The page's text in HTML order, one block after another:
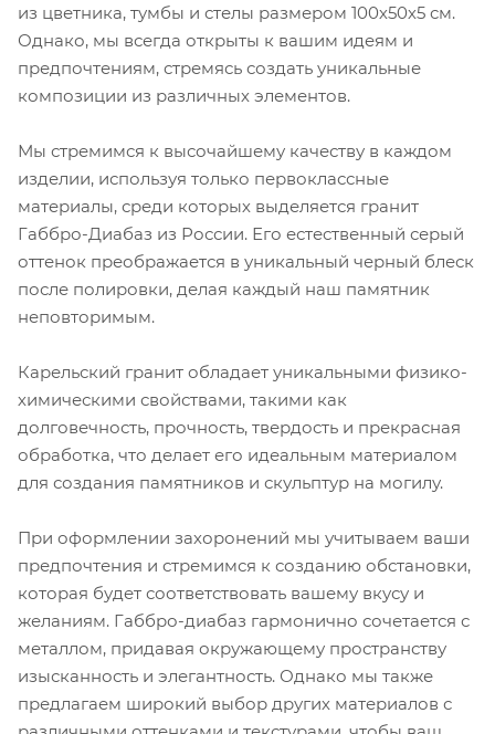
из цветника, тумбы и стелы размером 100х50х5 см.
Однако, мы всегда открыты к вашим идеям и
предпочтениям, стремясь создать уникальные
композиции из различных элементов.
Мы стремимся к высочайшему качеству в каждом
изделии, используя только первоклассные
материалы, среди которых выделяется гранит
Габбро-Диабаз из России. Его естественный серый
оттенок преображается в уникальный черный блеск
после полировки, делая каждый наш памятник
неповторимым.
Карельский гранит обладает уникальными физико-
химическими свойствами, такими как
долговечность, прочность, твердость и прекрасная
обработка, что делает его идеальным материалом
для создания памятников и скульптур на могилу.
При оформлении захоронений мы учитываем ваши
предпочтения и стремимся к созданию обстановки,
которая будет соответствовать вашему вкусу и
желаниям. Габбро-диабаз гармонично сочетается с
металлом, придавая окружающему пространству
изысканность и элегантность. Однако мы также
предлагаем широкий выбор других материалов с